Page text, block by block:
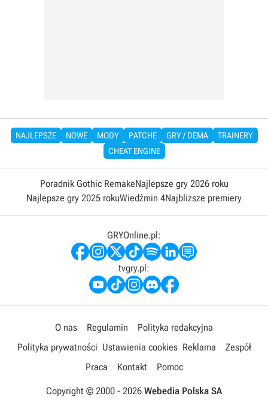
NAJLEPSZE NOWE MODY PATCHE GRY / DEMA
TRAINERY
CHEAT ENGINE
Poradnik Gothic RemakeNajlepsze gry 2026 roku
Najlepsze gry 2025 rokuWiedźmin 4Najbliższe premiery
GRYOnline.pl:
tvgry.pl:
O nas Regulamin
Polityka redakcyjna
Polityka prywatności Ustawienia cookies Reklama
Zespół
Praca
Kontakt Pomoc
Copyright © 2000 - 2026 Webedia Polska SA